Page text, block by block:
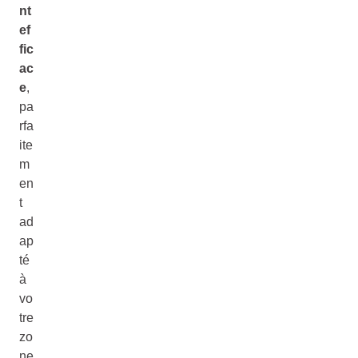
nt
ef
fic
ac
e,
pa
rfa
ite
m
en
t
ad
ap
té
à
vo
tre
zo